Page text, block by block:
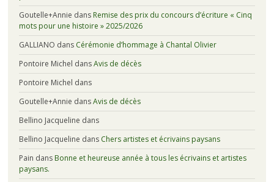
Goutelle+Annie dans Remise des prix du concours d’écriture « Cinq
mots pour une histoire » 2025/2026
GALLIANO dans Cérémonie d’hommage à Chantal Olivier
Pontoire Michel dansAvis de décès
Pontoire Michel dans
Goutelle+Annie dansAvis de décès
Bellino Jacqueline dans
Bellino Jacqueline dans Chers artistes et écrivains paysans
Pain dans Bonne et heureuse année à tous les écrivains et artistes
paysans.